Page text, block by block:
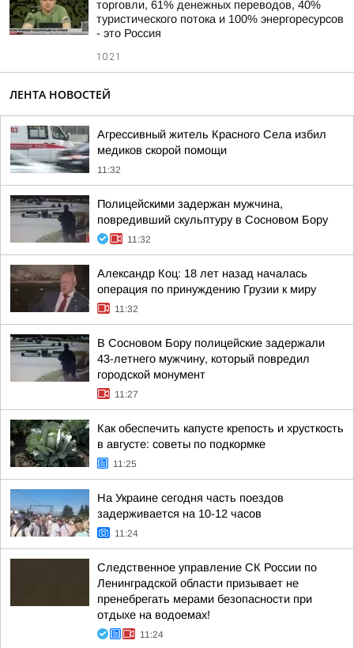
торговли, 61% денежных переводов, 40%
туристического потока и 100% энергоресурсов
- это Россия
10:21
ЛЕНТА НОВОСТЕЙ
Агрессивный житель Красного Села избил
медиков скорой помощи
11:32
Полицейскими задержан мужчина,
повредивший скульптуру в Сосновом Бору
11:32
Александр Коц: 18 лет назад началась
операция по принуждению Грузии к миру
11:32
В Сосновом Бору полицейские задержали
43-летнего мужчину, который повредил
городской монумент
11:27
Как обеспечить капусте крепость и хрусткость
в августе: советы по подкормке
11:25
На Украине сегодня часть поездов
задерживается на 10-12 часов
11:24
Следственное управление СК России по
Ленинградской области призывает не
пренебрегать мерами безопасности при
отдыхе на водоемах!
11:24